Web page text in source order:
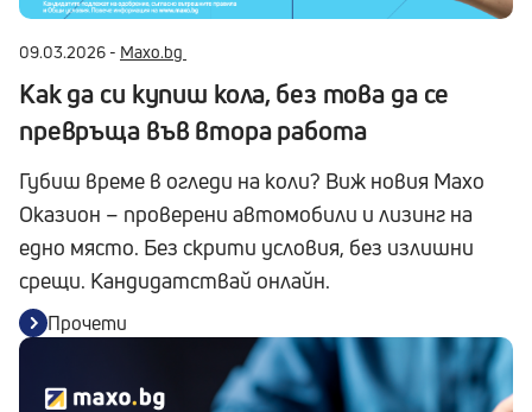
09.03.2026 - Maxo.bg
Как да си купиш кола, без това да се
превръща във втора работа
Губиш време в огледи на коли? Виж новия Maxo
Оказион – проверени автомобили и лизинг на
едно място. Без скрити условия, без излишни
срещи. Кандидатствай онлайн.
Прочети